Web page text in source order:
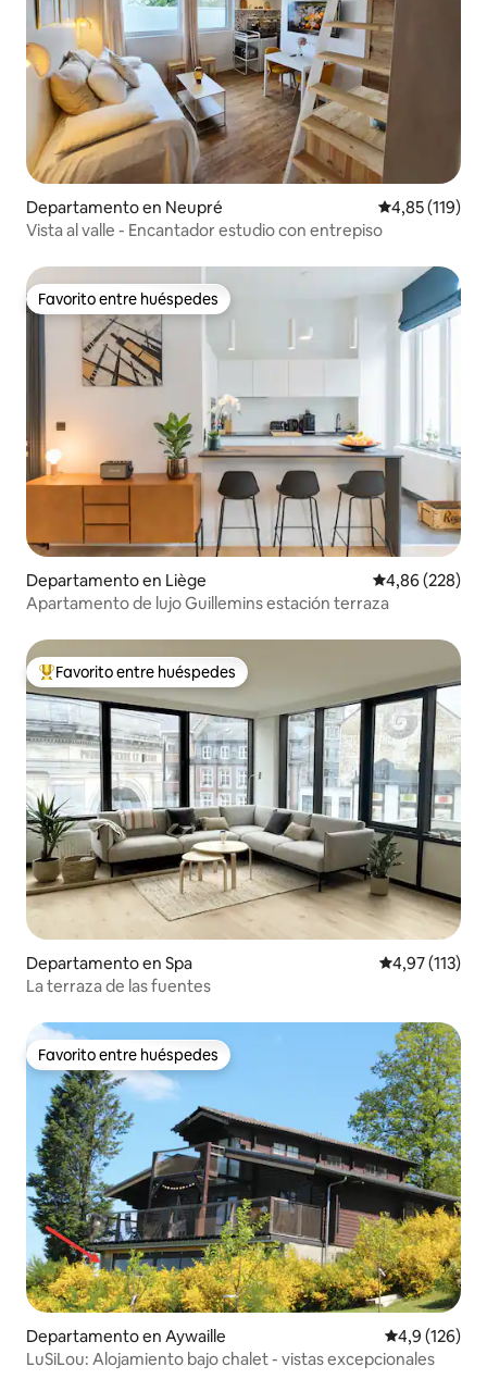
Departamento en Neupré Calificación
4,85 (119)
Vista al valle - Encantador estudio con entrepiso
Favorito entre huéspedes
Favorito entre huéspedes
Departamento en Liège Calificación
4,86 (228)
Apartamento de lujo Guillemins estación terraza
Favorito entre los huéspedes más destacados
Favorito entre huéspedes
Departamento en Spa Calificación
4,97 (113)
La terraza de las fuentes
Favorito entre huéspedes
Favorito entre huéspedes
Departamento en Aywaille Calificación
4,9 (126)
LuSiLou: Alojamiento bajo chalet - vistas excepcionales